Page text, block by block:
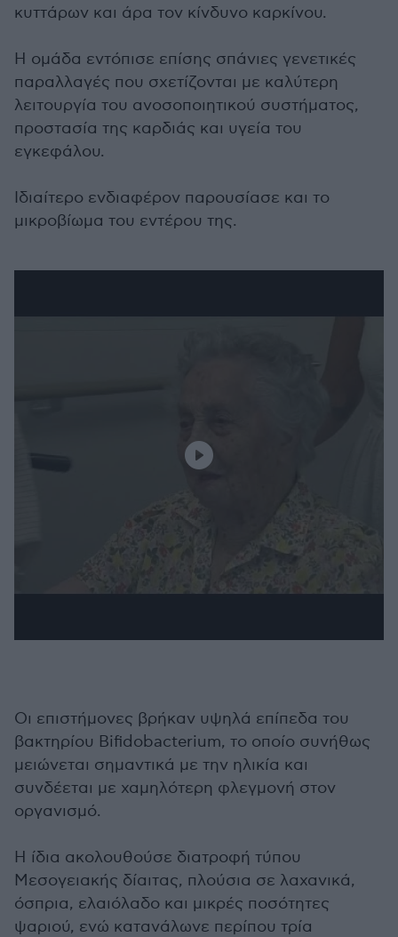
κυττάρων και άρα τον κίνδυνο καρκίνου.
Η ομάδα εντόπισε επίσης σπάνιες γενετικές
παραλλαγές που σχετίζονται με καλύτερη
λειτουργία του ανοσοποιητικού συστήματος,
προστασία της καρδιάς και υγεία του
εγκεφάλου.
Ιδιαίτερο ενδιαφέρον παρουσίασε και το
μικροβίωμα του εντέρου της.
Οι επιστήμονες βρήκαν υψηλά επίπεδα του
βακτηρίου Bifidobacterium, το οποίο συνήθως
μειώνεται σημαντικά με την ηλικία και
συνδέεται με χαμηλότερη φλεγμονή στον
οργανισμό.
Η ίδια ακολουθούσε διατροφή τύπου
Μεσογειακής δίαιτας, πλούσια σε λαχανικά,
όσπρια, ελαιόλαδο και μικρές ποσότητες
ψαριού, ενώ κατανάλωνε περίπου τρία